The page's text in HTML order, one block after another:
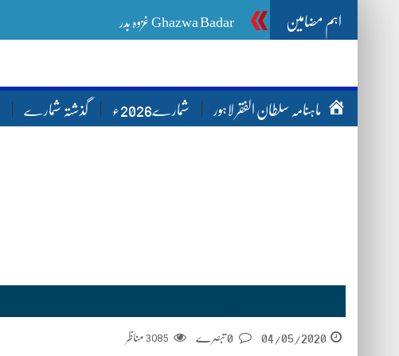
اہم مضامین Ghazwa Badar غزوہ بدر
ماہنامہ سلطان الفقر لاہور شمارے2026ء گذشتہ شمارے
04/05/2020
3085 مناظر